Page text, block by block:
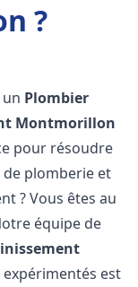
?
Plombier
Montmorillon
pour résoudre
plomberie et
? Vous êtes au
équipe de
expérimentés est